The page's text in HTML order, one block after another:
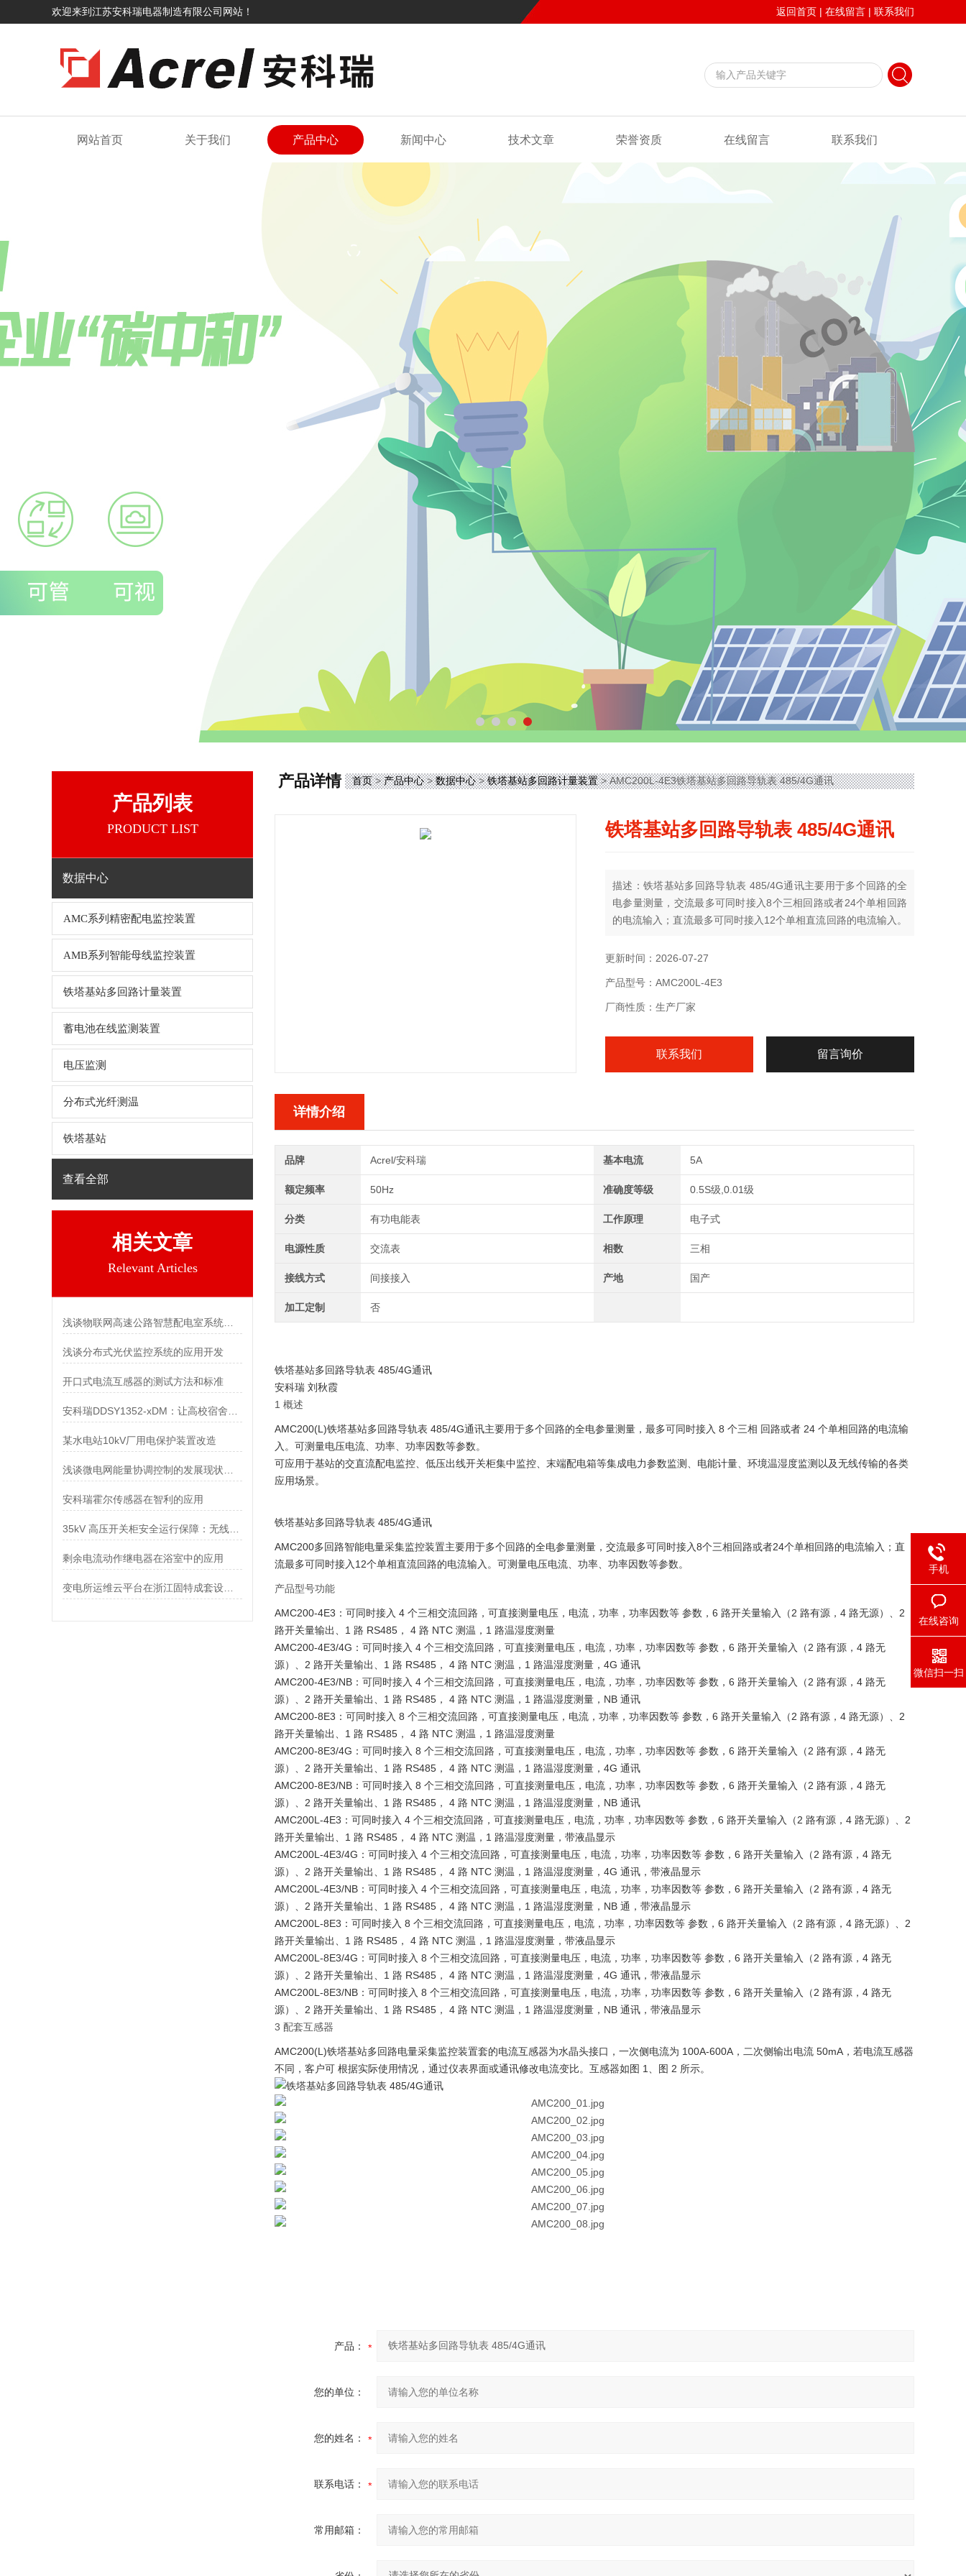
欢迎来到江苏安科瑞电器制造有限公司网站！ 返回首页 | 在线留言 | 联系我们
网站首页 关于我们 产品中心 新闻中心 技术文章 荣誉资质 在线留言 联系我们
产品列表
PRODUCT LIST
数据中心
AMC系列精密配电监控装置
AMB系列智能母线监控装置
铁塔基站多回路计量装置
蓄电池在线监测装置
电压监测
分布式光纤测温
铁塔基站
查看全部
相关文章
Relevant Articles
浅谈物联网高速公路智慧配电室系统构建方案
浅谈分布式光伏监控系统的应用开发
开口式电流互感器的测试方法和标准
某水电站10kV厂用电保护装置改造
安科瑞霍尔传感器在智利的应用
35kV 高压开关柜安全运行保障：无线测温技术的应用与成效
剩余电流动作继电器在浴室中的应用
变电所运维云平台在浙江固特成套设备有限公司的应用
产品详情 首页>产品中心>数据中心>铁塔基站多回路计量装置> AMC200L-4E3铁塔基站多回路导轨表 485/4G通讯
铁塔基站多回路导轨表 485/4G通讯
描述：铁塔基站多回路导轨表 485/4G通讯主要用于多个回路的全
电参量测量，交流最多可同时接入8个三相回路或者24个单相回路
的电流输入；直流最多可同时接入12个单相直流回路的电流输入。
更新时间：2026-07-27
产品型号：AMC200L-4E3
厂商性质：生产厂家
联系我们 留言询价
详情介绍
品牌 Acrel/安科瑞 基本电流 5A
额定频率 50Hz 准确度等级 0.5S级,0.01级
分类 有功电能表 工作原理 电子式
电源性质 交流表 相数 三相
接线方式 间接接入 产地 国产
加工定制 否
铁塔基站多回路导轨表 485/4G通讯
安科瑞 刘秋霞
1 概述
AMC200(L)铁塔基站多回路导轨表 485/4G通讯主要用于多个回路的全电参量测量，最多可同时接入 8 个三相 回路或者 24 个单相回路的电流输
入。可测量电压电流、功率、功率因数等参数。
可应用于基站的交直流配电监控、低压出线开关柜集中监控、末端配电箱等集成电力参数监测、电能计量、环境温湿度监测以及无线传输的各类
应用场景。
铁塔基站多回路导轨表 485/4G通讯
AMC200多回路智能电量采集监控装置主要用于多个回路的全电参量测量，交流最多可同时接入8个三相回路或者24个单相回路的电流输入；直
流最多可同时接入12个单相直流回路的电流输入。可测量电压电流、功率、功率因数等参数。
产品型号功能
AMC200-4E3：可同时接入 4 个三相交流回路，可直接测量电压，电流，功率，功率因数等 参数，6 路开关量输入（2 路有源，4 路无源）、2
路开关量输出、1 路 RS485， 4 路 NTC 测温，1 路温湿度测量
AMC200-4E3/4G：可同时接入 4 个三相交流回路，可直接测量电压，电流，功率，功率因数等 参数，6 路开关量输入（2 路有源，4 路无
源）、2 路开关量输出、1 路 RS485， 4 路 NTC 测温，1 路温湿度测量，4G 通讯
AMC200-4E3/NB：可同时接入 4 个三相交流回路，可直接测量电压，电流，功率，功率因数等 参数，6 路开关量输入（2 路有源，4 路无
源）、2 路开关量输出、1 路 RS485， 4 路 NTC 测温，1 路温湿度测量，NB 通讯
AMC200-8E3：可同时接入 8 个三相交流回路，可直接测量电压，电流，功率，功率因数等 参数，6 路开关量输入（2 路有源，4 路无源）、2
路开关量输出、1 路 RS485， 4 路 NTC 测温，1 路温湿度测量
AMC200-8E3/4G：可同时接入 8 个三相交流回路，可直接测量电压，电流，功率，功率因数等 参数，6 路开关量输入（2 路有源，4 路无
源）、2 路开关量输出、1 路 RS485， 4 路 NTC 测温，1 路温湿度测量，4G 通讯
AMC200-8E3/NB：可同时接入 8 个三相交流回路，可直接测量电压，电流，功率，功率因数等 参数，6 路开关量输入（2 路有源，4 路无
源）、2 路开关量输出、1 路 RS485， 4 路 NTC 测温，1 路温湿度测量，NB 通讯
AMC200L-4E3：可同时接入 4 个三相交流回路，可直接测量电压，电流，功率，功率因数等 参数，6 路开关量输入（2 路有源，4 路无源）、2
路开关量输出、1 路 RS485， 4 路 NTC 测温，1 路温湿度测量，带液晶显示
AMC200L-4E3/4G：可同时接入 4 个三相交流回路，可直接测量电压，电流，功率，功率因数等 参数，6 路开关量输入（2 路有源，4 路无
源）、2 路开关量输出、1 路 RS485， 4 路 NTC 测温，1 路温湿度测量，4G 通讯，带液晶显示
AMC200L-4E3/NB：可同时接入 4 个三相交流回路，可直接测量电压，电流，功率，功率因数等 参数，6 路开关量输入（2 路有源，4 路无
源）、2 路开关量输出、1 路 RS485， 4 路 NTC 测温，1 路温湿度测量，NB 通，带液晶显示
AMC200L-8E3：可同时接入 8 个三相交流回路，可直接测量电压，电流，功率，功率因数等 参数，6 路开关量输入（2 路有源，4 路无源）、2
路开关量输出、1 路 RS485， 4 路 NTC 测温，1 路温湿度测量，带液晶显示
AMC200L-8E3/4G：可同时接入 8 个三相交流回路，可直接测量电压，电流，功率，功率因数等 参数，6 路开关量输入（2 路有源，4 路无
源）、2 路开关量输出、1 路 RS485， 4 路 NTC 测温，1 路温湿度测量，4G 通讯，带液晶显示
AMC200L-8E3/NB：可同时接入 8 个三相交流回路，可直接测量电压，电流，功率，功率因数等 参数，6 路开关量输入（2 路有源，4 路无
源）、2 路开关量输出、1 路 RS485， 4 路 NTC 测温，1 路温湿度测量，NB 通讯，带液晶显示
3 配套互感器
AMC200(L)铁塔基站多回路电量采集监控装置套的电流互感器为水晶头接口，一次侧电流为 100A-600A，二次侧输出电流 50mA，若电流互感器
不同，客户可 根据实际使用情况，通过仪表界面或通讯修改电流变比。互感器如图 1、图 2 所示。
产品：
您的单位：
您的姓名：
联系电话：
常用邮箱：
手机
在线咨询
微信扫一扫